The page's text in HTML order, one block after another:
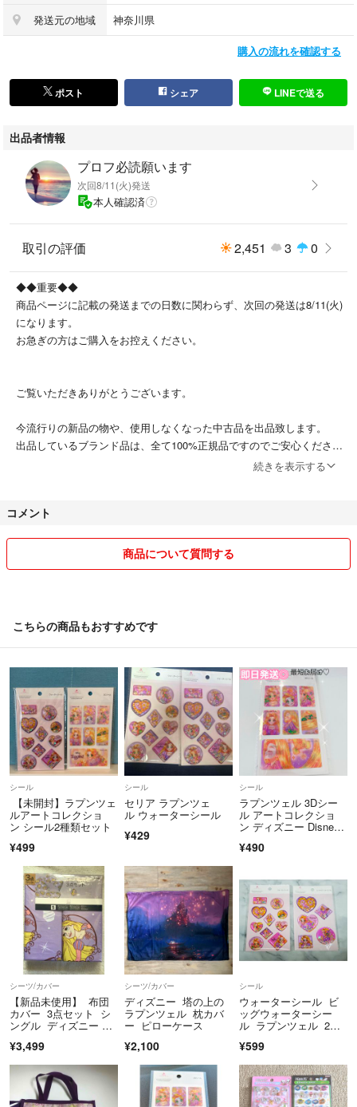
発送元の地域 神奈川県
購入の流れを確認する
ポスト シェア LINEで送る
出品者情報
プロフ必読願います
次回8/11(火)発送
本人確認済
取引の評価 2,451 3 0
◆◆重要◆◆
商品ページに記載の発送までの日数に関わらず、次回の発送は8/11(火)
になります。
お急ぎの方はご購入をお控えください。
ご覧いただきありがとうございます。
今流行りの新品の物や、使用しなくなった中古品を出品致します。
出品しているブランド品は、全て100%正規品ですのでご安心くださ
出品物は全て、主な居住空間とは別の清潔な場所に保管しております。
コメントをお願い致します。
在庫確認ができないままご購入いただいても、発送できない場合がござ
♡お問い合わせやお取引には迅速な対応を心がけます。
♡トラブル防止の為、返品、返金は不可でやらせていただきます。
♡送料は全て込みですが、1番お安い方法で発送させていただきますの
で、ご希望がある場合にはお申しつけ下さい。
ご購入者様負担で、上乗せさせていただきます。
♡配送中の事故等の責任は負いかねますので、ご了承ください。
♡商品の不明な点は、たくさん質問して下さい。
お顔の見えないお取り引きですので、メッセージのやりとりなど、最後
まで丁寧に誠意をもって対応させていただきます。
たくさんの方と良いご縁がありますように…
宜しくお願い致します(*^^*)♡
続きを表示する
コメント
商品について質問する
こちらの商品もおすすめです
シール
【未開封】ラプンツェ
ルアートコレクショ
ン シール2種類セット
¥499
シール
セリア ラプンツェ
ル ウォーターシール
¥429
シール
ラプンツェル 3Dシー
ル アートコレクショ
ン ディズニー Disne
¥490
シーツ/カバー
【新品未使用】 布団
カバー 3点セット シ
ングル ディズニー ラ
¥3,499
シーツ/カバー
ディズニー 塔の上の
ラプンツェル 枕カバ
ー ピローケース
¥2,100
シール
ウォーターシール ビ
ッグウォーターシー
ル ラプンツェル 2種
¥599